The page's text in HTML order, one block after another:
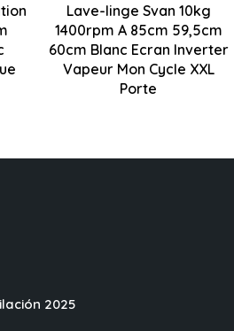
817 x 597 x 544
mm
Lave-linge Svan 10kg
1400rpm A 85cm 59,5cm
60cm Blanc Ecran Inverter
Vapeur Mon Cycle XXL
Porte
Contrôle de
l'affichage par
LED
2025